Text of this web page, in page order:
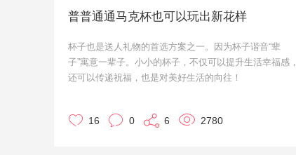
普普通通马克杯也可以玩出新花样
杯子也是送人礼物的首选方案之一。因为杯子谐音“辈
子”寓意一辈子。小小的杯子，不仅可以提升生活幸福感，
还可以传递祝福，也是对美好生活的向往！
16 0 6 2780